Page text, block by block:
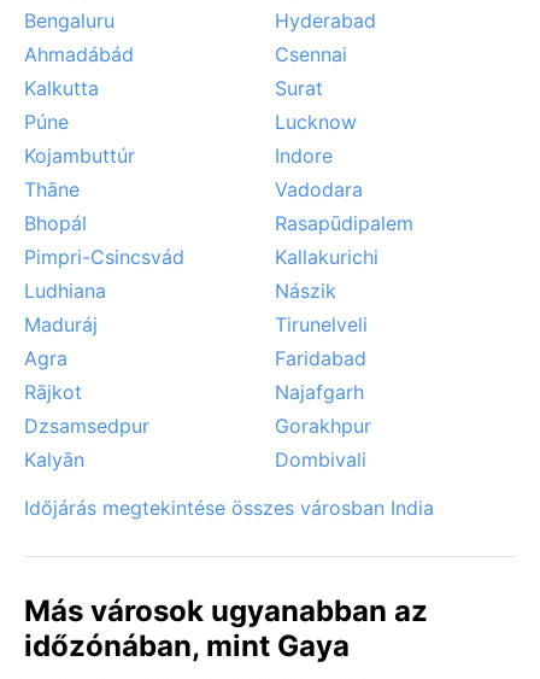
Bengaluru
Hyderabad
Ahmadábád
Csennai
Kalkutta
Surat
Púne
Lucknow
Kojambuttúr
Indore
Thāne
Vadodara
Bhopál
Rasapūdipalem
Pimpri-Csincsvád
Kallakurichi
Ludhiana
Nászik
Maduráj
Tirunelveli
Agra
Faridabad
Rājkot
Najafgarh
Dzsamsedpur
Gorakhpur
Kalyān
Dombivali
Időjárás megtekintése összes városban India
Más városok ugyanabban az
időzónában, mint Gaya